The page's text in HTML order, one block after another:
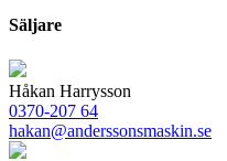
Säljare
Håkan Harrysson
0370-207 64
hakan@anderssonsmaskin.se